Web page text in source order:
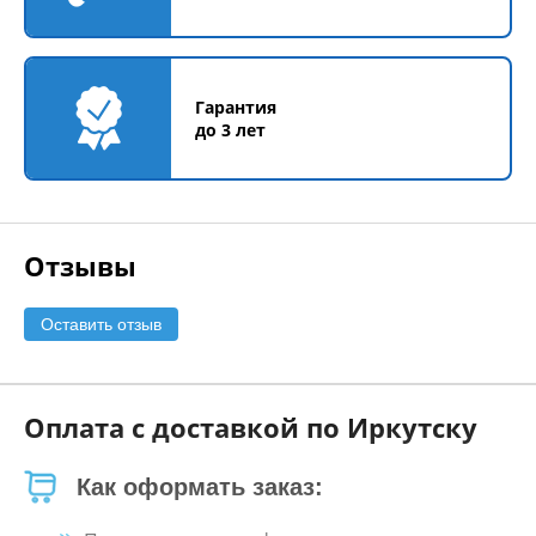
Гарантия
до 3 лет
Отзывы
Оставить отзыв
Оплата с доставкой по Иркутску
Как оформать заказ: